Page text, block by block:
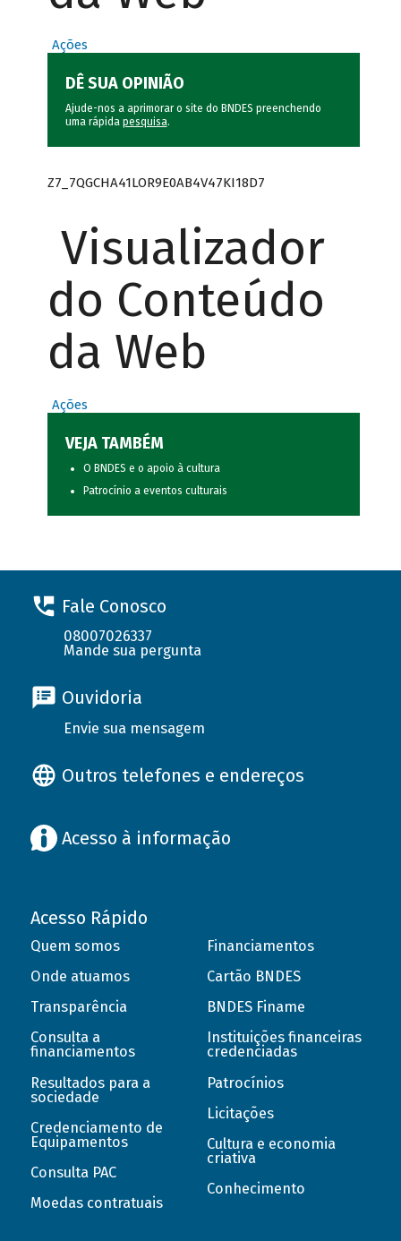
Ações
DÊ SUA OPINIÃO
Ajude-nos a aprimorar o site do BNDES preenchendo
uma rápida pesquisa.
Z7_7QGCHA41LOR9E0AB4V47KI18D7
Visualizador
do Conteúdo
da Web
Ações
VEJA TAMBÉM
O BNDES e o apoio à cultura
Patrocínio a eventos culturais
Fale Conosco
08007026337
Mande sua pergunta
Ouvidoria
Envie sua mensagem
Outros telefones e endereços
Acesso à informação
Acesso Rápido
Quem somos
Onde atuamos
Transparência
Consulta a
financiamentos
Resultados para a
sociedade
Credenciamento de
Equipamentos
Consulta PAC
Moedas contratuais
Financiamentos
Cartão BNDES
BNDES Finame
Instituições financeiras
credenciadas
Patrocínios
Licitações
Cultura e economia
criativa
Conhecimento